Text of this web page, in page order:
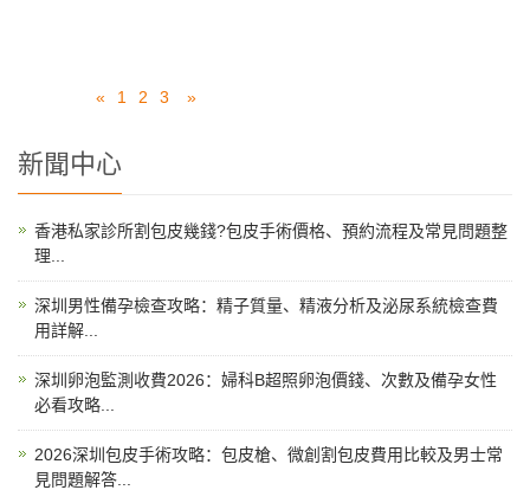
« 1 2 3 »
新聞中心
香港私家診所割包皮幾錢?包皮手術價格、預約流程及常見問題整
理...
深圳男性備孕檢查攻略：精子質量、精液分析及泌尿系統檢查費
用詳解...
深圳卵泡監測收費2026：婦科B超照卵泡價錢、次數及備孕女性
必看攻略...
2026深圳包皮手術攻略：包皮槍、微創割包皮費用比較及男士常
見問題解答...